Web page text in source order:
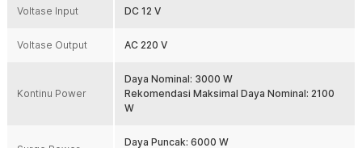
Taffware mengubah arus DC 12 V dari aki kendaraan menjadi AC 220 V
dengan aman. Cocok untuk kebutuhan perjalanan, pekerjaan lapangan,
camping, hingga sebagai sumber listrik cadangan saat terjadi
Fitur
Menggunakan teknologi Pure Sine Wave yang menghasilkan
Voltase Input DC 12 V
Voltase Output AC 220 V
Kontinu Power
Daya Nominal: 3000 W
Rekomendasi Maksimal Daya Nominal: 2100
W
Daya Puncak: 6000 W